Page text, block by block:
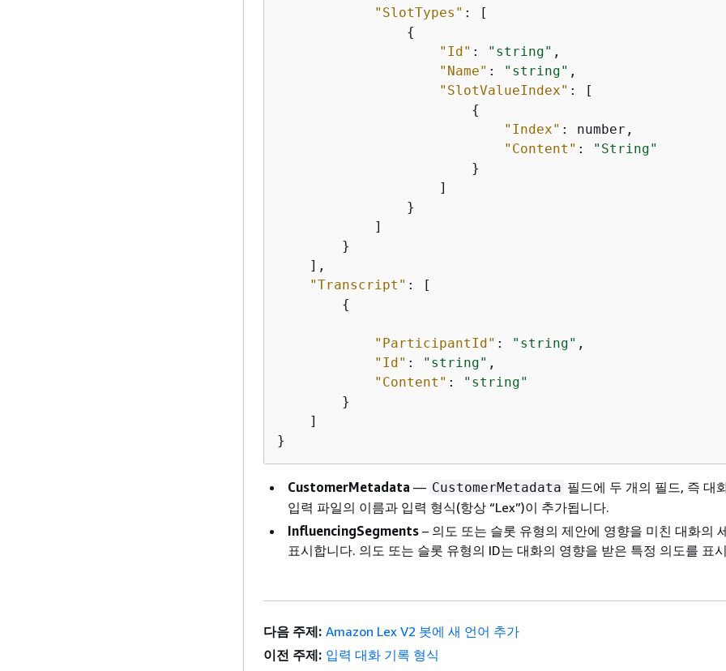
"SlotTypes" : [
{
"Id" : "string" ,
"Name" : "string" ,
"SlotValueIndex" : [
{
"Index" : number,
"Content" :
"String"
                        }
                    ]
                }
            ]
        }
    ],
"Transcript" : [
{
"ParticipantId" : "string" ,
"Id" : "string" ,
"Content" :
"string"
        }
    ]
}
CustomerMetadata — CustomerMetadata 필드에 두 개의 필드, 즉 대
입력 파일의 이름과 입력 형식(항상 “Lex”)이 추가됩니다.
InfluencingSegments – 의도 또는 슬롯 유형의 제안에 영향을 미친 대화의
표시합니다. 의도 또는 슬롯 유형의 ID는 대화의 영향을 받은 특정 의도를 표
다음 주제: Amazon Lex V2 봇에 새 언어 추가
이전 주제: 입력 대화 기록 형식